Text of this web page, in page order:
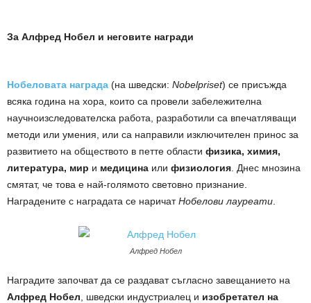
За Алфред Нобел и неговите награди
Нобеловата награда (на шведски: Nobelpriset) се присъжда
всяка година на хора, които са провели забележителна
научноизследователска работа, разработили са впечатляващи
методи или умения, или са направили изключителен принос за
развитието на обществото в петте области физика, химия,
литература, мир и медицина или физиология . Днес мнозина
смятат, че това е най-голямото световно признание.
Наградените с наградата се наричатНобелови лауреати
Алфред Нобел
Наградите започват да се раздават съгласно завещанието на
Алфред Нобел , шведски индустриалец и изобретател на